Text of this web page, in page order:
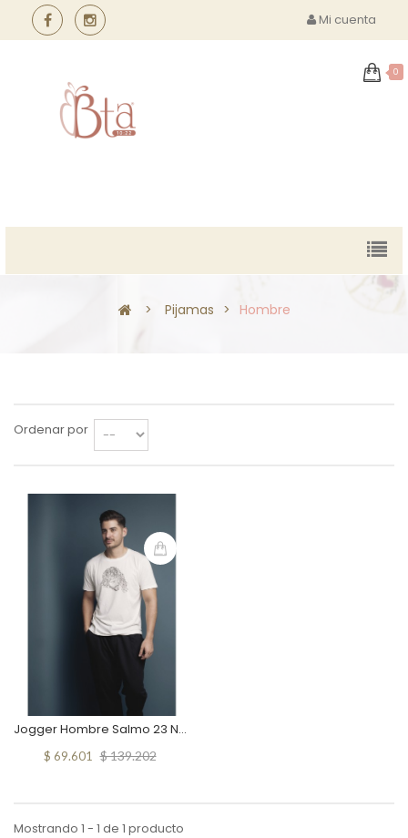
Mi cuenta
0
> Pijamas > Hombre
Ordenar por
Jogger Hombre Salmo 23 Negro
$ 69.601 $ 139.202
Mostrando 1 - 1 de 1 producto